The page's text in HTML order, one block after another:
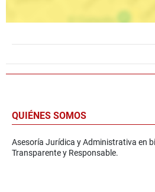
QUIÉNES SOMOS
Asesoría Jurídica y Administrativa en
Transparente y Responsable.